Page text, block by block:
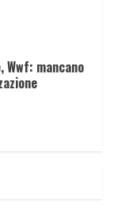
Wwf: mancano